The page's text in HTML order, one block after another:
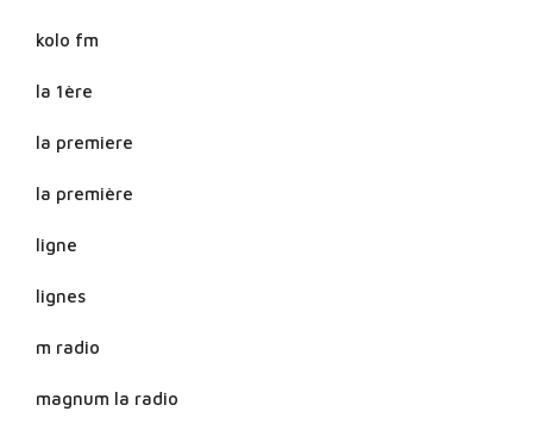
kolo fm
la 1ère
la premiere
la première
ligne
lignes
m radio
magnum la radio